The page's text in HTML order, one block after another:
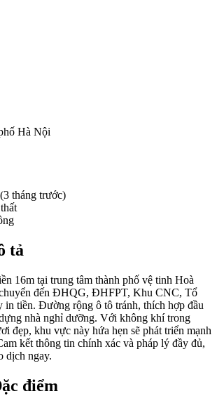
Hà Nội
(3 tháng trước)
tả
16m tại trung tâm thành phố vệ tinh Hoà
đến ĐHQG, ĐHFPT, Khu CNC, Tổ
in tiền. Đường rộng ô tô tránh, thích hợp đầu
nhà nghỉ dưỡng. Với không khí trong
đẹp, khu vực này hứa hẹn sẽ phát triển mạnh
kết thông tin chính xác và pháp lý đầy đủ,
dịch ngay.
điểm